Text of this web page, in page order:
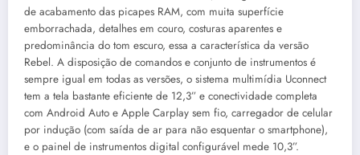
de acabamento das picapes RAM, com muita superfície
emborrachada, detalhes em couro, costuras aparentes e
predominância do tom escuro, essa a característica da versão
Rebel. A disposição de comandos e conjunto de instrumentos é
sempre igual em todas as versões, o sistema multimídia Uconnect
tem a tela bastante eficiente de 12,3” e conectividade completa
com Android Auto e Apple Carplay sem fio, carregador de celular
por indução (com saída de ar para não esquentar o smartphone),
e o painel de instrumentos digital configurável mede 10,3”.